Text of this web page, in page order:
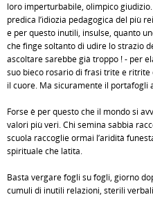
loro imperturbabile, olimpico
predica l’idiozia pedagogica del più
e per questo inutili, insulse, quanto
che finge soltanto di udire lo strazio
ascoltare sarebbe già troppo ! - per
suo bieco rosario di frasi trite e ritrite
il cuore. Ma sicuramente il portafogli
Forse è per questo che il mondo si
valori più veri. Chi semina sabbia
scuola raccoglie ormai l’aridità
spirituale che latita.
Basta vergare fogli su fogli, giorno
cumuli di inutili relazioni, sterili